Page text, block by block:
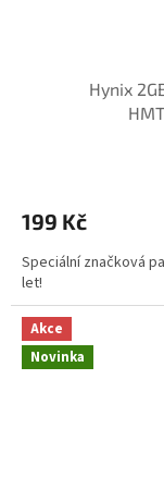
Hynix
199 Kč
Speciální značková
let!
Akce
Novinka